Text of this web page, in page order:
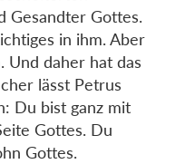
Gesandter Gottes.
in ihm. Aber
Und daher hat das
lässt Petrus
Du bist ganz mit
Gottes. Du
Gottes.